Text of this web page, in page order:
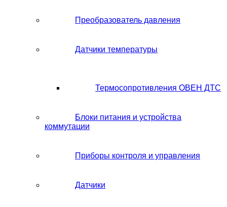
Преобразователь давления
Датчики температуры
Термосопротивления ОВЕН ДТС
Блоки питания и устройства
коммутации
Приборы контроля и управления
Датчики